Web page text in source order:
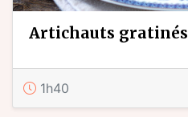
artichauts gratinés
1h40